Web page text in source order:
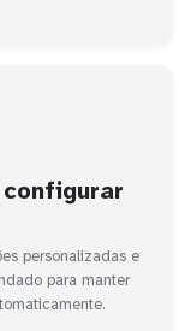
personalizadas e
para manter